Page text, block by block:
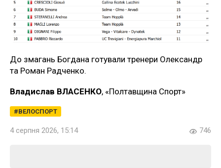
До змагань Богдана готували тренери Олександр
та Роман Радченко.
Владислав ВЛАСЕНКО, «Полтавщина Спорт»
ВЕЛОСПОРТ
4 серпня 2026, 15:14 746